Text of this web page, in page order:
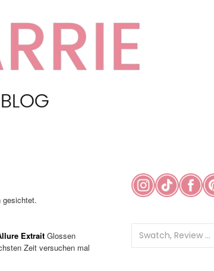
gesichtet.
ExtraitGlossen
Zeit versuchen mal